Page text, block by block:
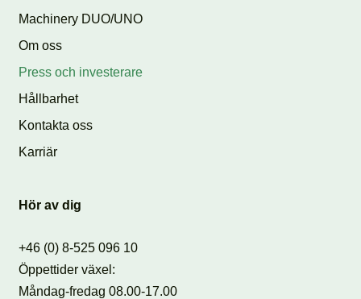
Machinery DUO/UNO
Om oss
Press och investerare
Hållbarhet
Kontakta oss
Karriär
Hör av dig
+46 (0) 8-525 096 10
Öppettider växel:
Måndag-fredag 08.00-17.00